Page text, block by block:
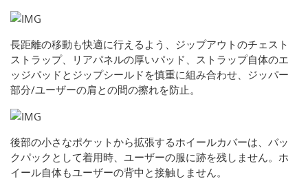
長距離の移動も快適に行えるよう、ジップアウトのチェスト
ストラップ、リアパネルの厚いパッド、ストラップ自体のエ
ッジパッドとジップシールドを慎重に組み合わせ、ジッパー
部分/ユーザーの肩との間の擦れを防止。
後部の小さなポケットから拡張するホイールカバーは、バッ
クパックとして着用時、ユーザーの服に跡を残しません。ホ
イール自体もユーザーの背中と接触しません。